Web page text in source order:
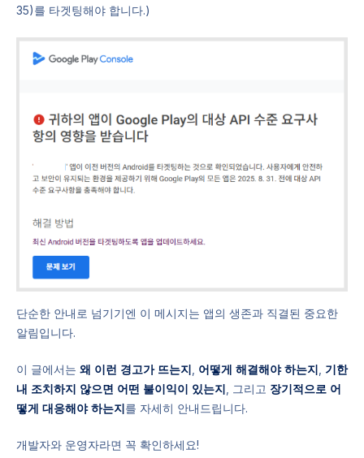
35)를 타겟팅해야 합니다.)
단순한 안내로 넘기기엔 이 메시지는 앱의 생존과 직결된 중요한
알림입니다.
이 글에서는 왜 이런 경고가 뜨는지 어떻게 해결해야 하는지 기한
내 조치하지 않으면 어떤 불이익이 있는지 , 그리고 장기적으로 어
떻게 대응해야 하는지를 자세히 안내드립니다.
개발자와 운영자라면 꼭 확인하세요!